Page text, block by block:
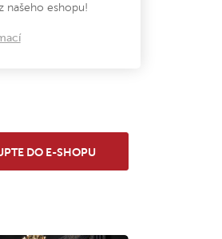
našeho eshopu!
DO E-SHOPU